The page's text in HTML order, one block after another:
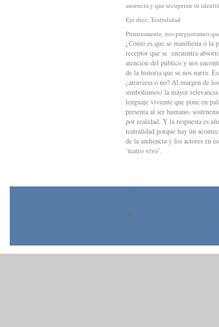
ausencia y que recuperan su
Eje diez: Teatralidad
Primeramente, nos preguntamos
¿Cómo es que se manifiesta o la
receptor que se encuentra
atención del público y nos
de la historia que se nos narra.
¿atraviesa o no? Al margen de
simbolismos) la mayor
lenguaje viviente que pone en
presenta al ser humano,
por realidad. Y la respuesta es
teatralidad porque hay un
de la audiencia y los actores en
‘teatro vivo’.